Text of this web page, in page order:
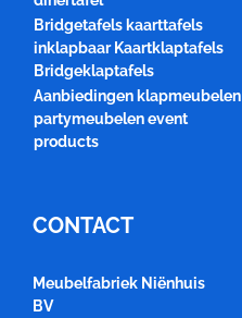
Bridgetafels kaarttafels
inklapbaar Kaartklaptafels
Bridgeklaptafels
Aanbiedingen klapmeubelen
partymeubelen event
products
CONTACT
Meubelfabriek Niënhuis
BV